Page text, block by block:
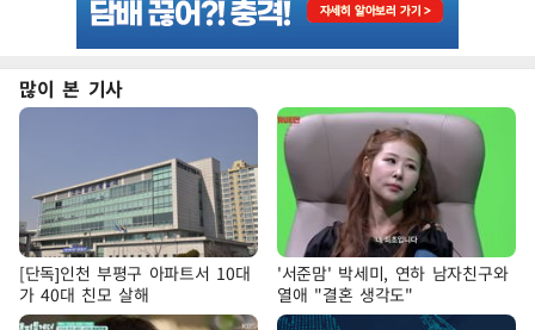
많이 본 기사
[단독]인천 부평구 아파트서 10대
가 40대 친모 살해
'서준맘' 박세미, 연하 남자친구와
열애 "결혼 생각도"